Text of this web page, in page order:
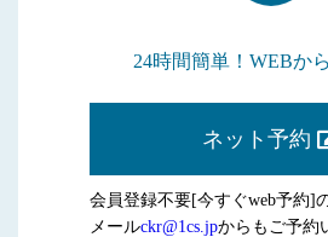
24時間簡単！WEBか
ネット予約
会員登録不要[今すぐweb予約]
メールckr@1cs.jpからもご予約